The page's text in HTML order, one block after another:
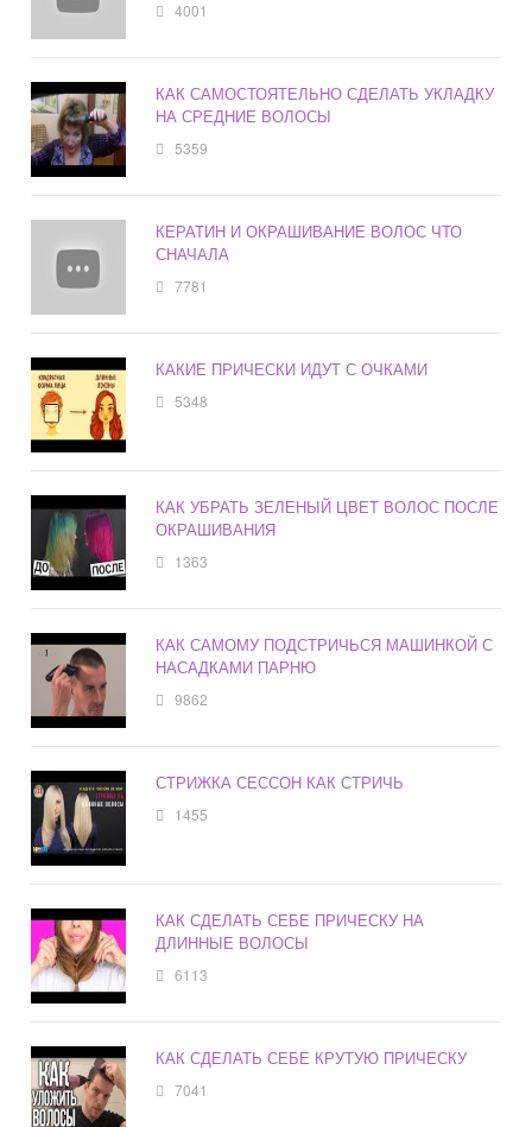
4001
КАК САМОСТОЯТЕЛЬНО СДЕЛАТЬ УКЛАДКУ
НА СРЕДНИЕ ВОЛОСЫ
5359
КЕРАТИН И ОКРАШИВАНИЕ ВОЛОС ЧТО
СНАЧАЛА
7781
КАКИЕ ПРИЧЕСКИ ИДУТ С ОЧКАМИ
5348
КАК УБРАТЬ ЗЕЛЕНЫЙ ЦВЕТ ВОЛОС ПОСЛЕ
ОКРАШИВАНИЯ
1363
КАК САМОМУ ПОДСТРИЧЬСЯ МАШИНКОЙ С
НАСАДКАМИ ПАРНЮ
9862
СТРИЖКА СЕССОН КАК СТРИЧЬ
1455
КАК СДЕЛАТЬ СЕБЕ ПРИЧЕСКУ НА
ДЛИННЫЕ ВОЛОСЫ
6113
КАК СДЕЛАТЬ СЕБЕ КРУТУЮ ПРИЧЕСКУ
7041